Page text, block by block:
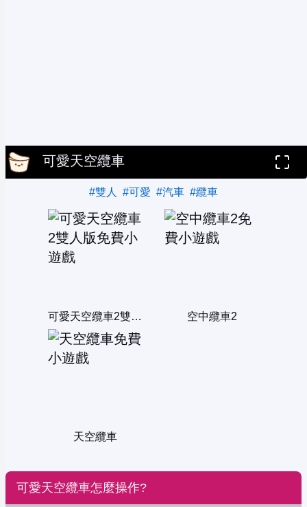
可愛天空纜車
#雙人 #可愛 #汽車 #纜車
可愛天空纜車2雙人版 空中纜車2
天空纜車
可愛天空纜車怎麼操作?